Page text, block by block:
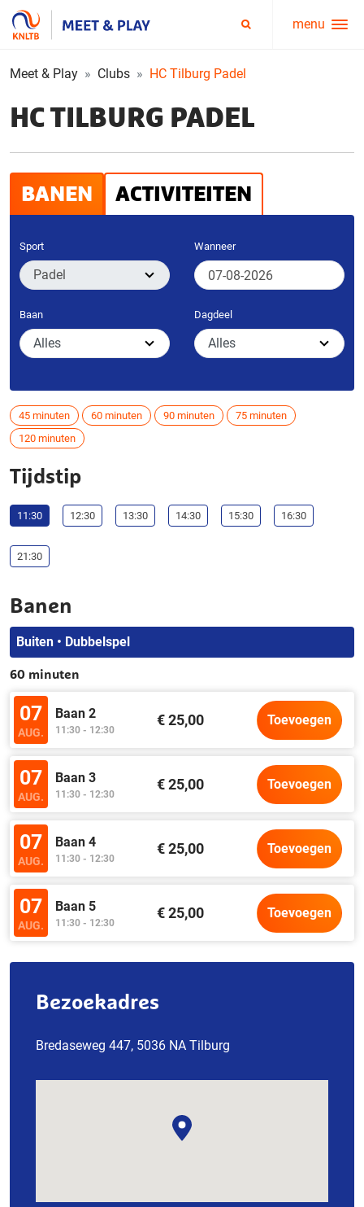
Service
menu
menu
Meet & Play Clubs HC Tilburg Padel
HC TILBURG PADEL
BANEN ACTIVITEITEN
Sport Wanneer
Baan Dagdeel
45 minuten 60 minuten 90 minuten
75 minuten
120 minuten
Tijdstip
11:30 12:30 13:30 14:30 15:30 16:30
21:30
Banen
Buiten • Dubbelspel
60 minuten
07
AUG.
Baan 2
11:30 - 12:30
€ 25,00 Toevoegen
07
AUG.
Baan 3
11:30 - 12:30
€ 25,00 Toevoegen
07
AUG.
Baan 4
11:30 - 12:30
€ 25,00 Toevoegen
07
AUG.
Baan 5
11:30 - 12:30
€ 25,00 Toevoegen
Bezoekadres
Bredaseweg 447, 5036 NA Tilburg